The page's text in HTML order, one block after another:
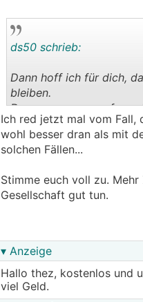
ds50 schrieb:
Dann hoff ich für dich,
bleiben.
Denn wenn man
fragen, wieso du in
glücklicher machen),
Ich red jetzt mal vom Fall,
wohl besser dran als mit
solchen Fällen...
Stimme euch voll zu.
Gesellschaft gut tun.
▾ Anzeige
Hallo thez, kostenlos und
viel Geld.